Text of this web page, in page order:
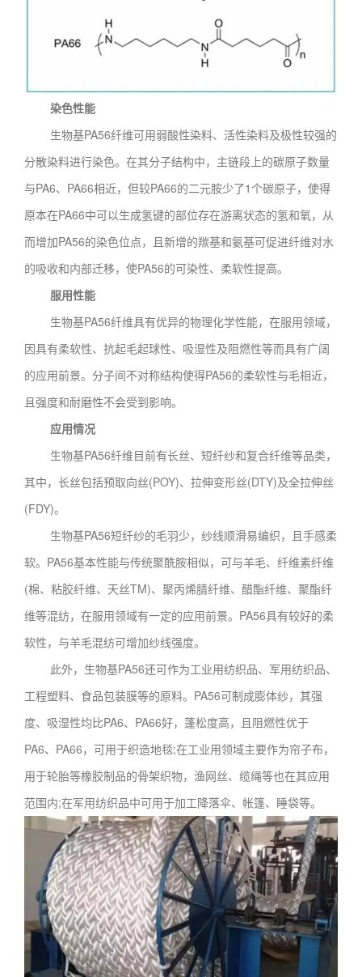
染色性能
生物基PA56纤维可用弱酸性染料、活性染料及极性较强的
分散染料进行染色。在其分子结构中，主链段上的碳原子数量
与PA6、PA66相近，但较PA66的二元胺少了1个碳原子，使得
原本在PA66中可以生成氢键的部位存在游离状态的氢和氧，从
而增加PA56的染色位点，且新增的羰基和氨基可促进纤维对水
的吸收和内部迁移，使PA56的可染性、柔软性提高。
服用性能
生物基PA56纤维具有优异的物理化学性能，在服用领域，
因具有柔软性、抗起毛起球性、吸湿性及阻燃性等而具有广阔
的应用前景。分子间不对称结构使得PA56的柔软性与毛相近，
且强度和耐磨性不会受到影响。
应用情况
生物基PA56纤维目前有长丝、短纤纱和复合纤维等品类，
其中，长丝包括预取向丝(POY)、拉伸变形丝(DTY)及全拉伸丝
(FDY)。
生物基PA56短纤纱的毛羽少，纱线顺滑易编织，且手感柔
软。PA56基本性能与传统聚酰胺相似，可与羊毛、纤维素纤维
(棉、粘胶纤维、天丝TM)、聚丙烯腈纤维、醋酯纤维、聚酯纤
维等混纺，在服用领域有一定的应用前景。PA56具有较好的柔
软性，与羊毛混纺可增加纱线强度。
此外，生物基PA56还可作为工业用纺织品、军用纺织品、
工程塑料、食品包装膜等的原料。PA56可制成膨体纱，其强
度、吸湿性均比PA6、PA66好，蓬松度高，且阻燃性优于
PA6、PA66，可用于织造地毯;在工业用领域主要作为帘子布，
用于轮胎等橡胶制品的骨架织物，渔网丝、缆绳等也在其应用
范围内;在军用纺织品中可用于加工降落伞、帐篷、睡袋等。